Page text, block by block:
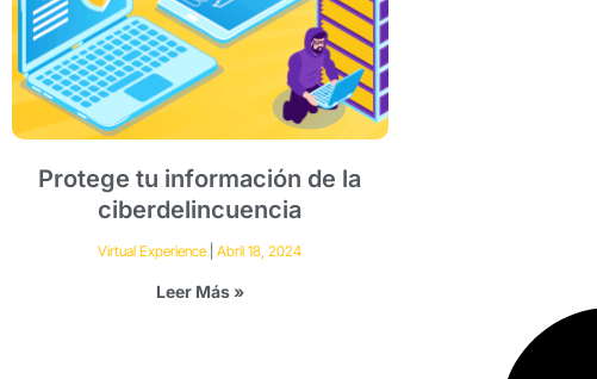
Protege tu información de la
ciberdelincuencia
Virtual Experience Abril 18, 2024
Leer Más »